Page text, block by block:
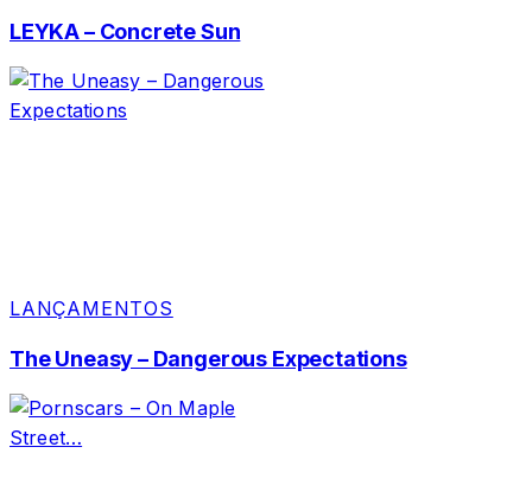
LEYKA – Concrete Sun
LANÇAMENTOS
The Uneasy – Dangerous Expectations